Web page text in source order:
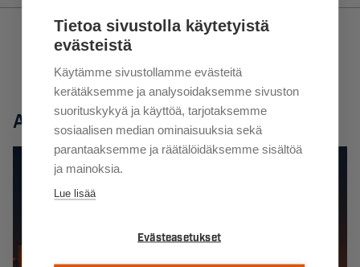
Aiheeseen liittyvät artikkelit
Tietoa sivustolla käytetyistä
evästeistä
Käytämme sivustollamme evästeitä
kerätäksemme ja analysoidaksemme sivuston
suorituskykyä ja käyttöä, tarjotaksemme
sosiaalisen median ominaisuuksia sekä
parantaaksemme ja räätälöidäksemme sisältöä
ja mainoksia.
Lue lisää
Evästeasetukset